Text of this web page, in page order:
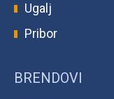
Ugalj
Pribor
BRENDOVI